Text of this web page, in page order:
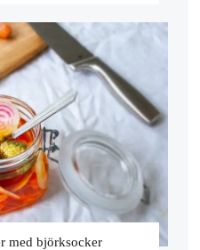
med björksocker